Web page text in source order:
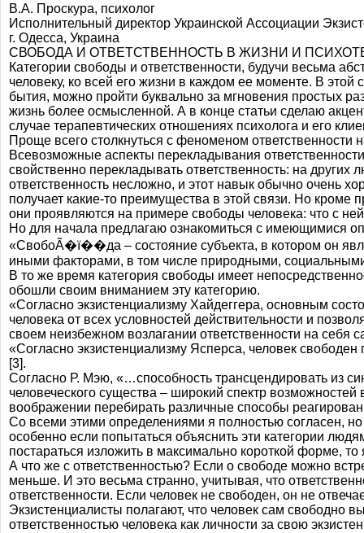
В.А. Проскура, психолог
Исполнительный директор Украинской Ассоциации
г. Одесса, Украина
СВОБОДА И ОТВЕТСТВЕННОСТЬ В ЖИЗНИ И
Категории свободы и ответственности, будучи весьма
человеку, ко всей его жизни в каждом ее моменте. В этой
бытия, можно пройти буквально за мгновения простых
жизнь более осмысленной. А в конце статьи сделаю
случае терапевтических отношениях психолога и его
Проще всего столкнуться с феноменом
Всевозможные аспекты перекладывания
свойственно перекладывать ответственность: на
ответственность несложно, и этот навык обычно очень
получает какие-то преимущества в этой связи. Но
они проявляются на примере свободы человека: что с
Но для начала предлагаю ознакомиться с имеющимися
«СвобоÃ�ï��да – состояние субъекта, в котором он
иными факторами, в том числе природными,
В то же время категория свободы имеет
обошли своим вниманием эту категорию.
«Согласно экзистенциализму Хайдеггера, основным
человека от всех условностей действительности и
своем неизбежном возлагании ответственности на себя
«Согласно экзистенциализму Ясперса, человек
[3].
Согласно Р. Мэю, «…способность трансцендировать из
человеческого существа – широкий спектр
воображении перебирать различные способы
Со всеми этими определениями я полностью согласен,
особенно если попытаться объяснить эти категории
постараться изложить в максимально короткой форме,
А что же с ответственностью? Если о свободе можно
меньше. И это весьма странно, учитывая, что
ответственности. Если человек не свободен, он не
Экзистенциалисты полагают, что человек сам свободно
ответственностью человека как личности за свою